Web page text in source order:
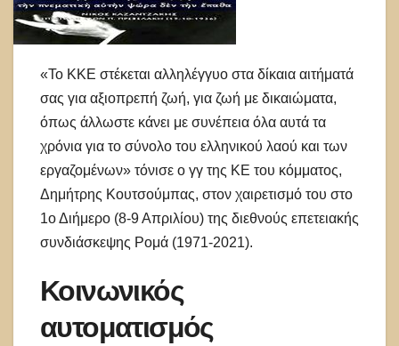
«Το ΚΚΕ στέκεται αλληλέγγυο στα δίκαια αιτήματά
σας για αξιοπρεπή ζωή, για ζωή με δικαιώματα,
όπως άλλωστε κάνει με συνέπεια όλα αυτά τα
χρόνια για το σύνολο του ελληνικού λαού και των
εργαζομένων» τόνισε ο γγ της ΚΕ του κόμματος,
Δημήτρης Κουτσούμπας, στον χαιρετισμό του στο
1ο Διήμερο (8-9 Απριλίου) της διεθνούς επετειακής
συνδιάσκεψης Ρομά (1971-2021).
Κοινωνικός
αυτοματισμός